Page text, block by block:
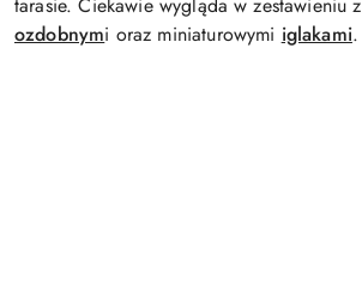
tarasie. Ciekawie wygląda w zestawieniu z
ozdobnymi oraz miniaturowymi iglakami.